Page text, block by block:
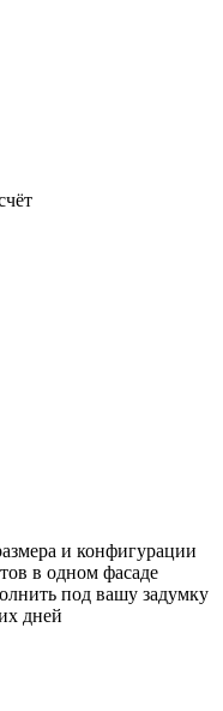
и конфигурации
в одном фасаде
под вашу задумку
дней